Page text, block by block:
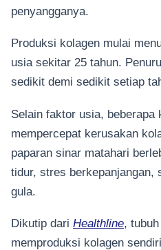
penyangganya.
Produksi kolagen mulai
usia sekitar 25 tahun.
sedikit demi sedikit setiap
Selain faktor usia, beberapa
mempercepat kerusakan
paparan sinar matahari
tidur, stres berkepanjangan,
gula.
Dikutip dari Healthline,
memproduksi kolagen